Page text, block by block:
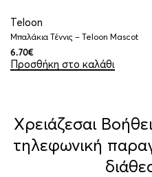
Teloon
Μπαλάκια Τέννις – Teloon Mascot
6.70€
Προσθήκη στο καλάθι
Χρειάζεσαι
τηλεφωνική